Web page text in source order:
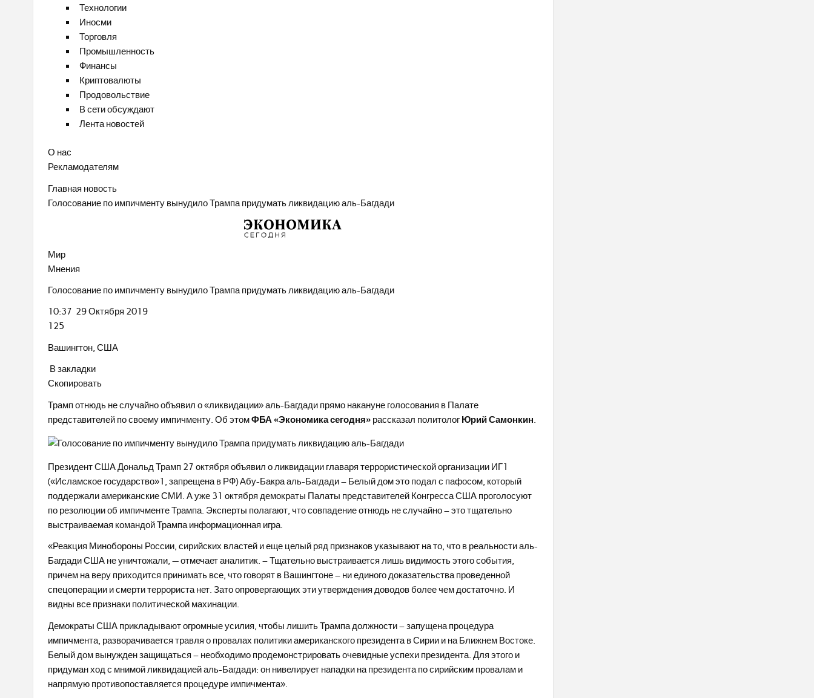
Технологии
Иносми
Торговля
Промышленность
Финансы
Криптовалюты
Продовольствие
В сети обсуждают
Лента новостей
О нас
Рекламодателям
Главная новость
Голосование по импичменту вынудило Трампа придумать ликвидацию аль-Багдади
Мир
Мнения
Голосование по импичменту вынудило Трампа придумать ликвидацию аль-Багдади
10:37 29 Октября 2019
125
Вашингтон, США
В закладки
Скопировать
Трамп отнюдь не случайно объявил о «ликвидации» аль-Багдади прямо накануне голосования в Палате
представителей по своему импичменту. Об этомФБА «Экономика сегодня» рассказал политолог Юрий Самонкин
Президент США Дональд Трамп 27 октября объявил о ликвидации главаря террористической организации ИГ1
(«Исламское государство»1, запрещена в РФ) Абу-Бакра аль-Багдади – Белый дом это подал с пафосом, который
поддержали американские СМИ. А уже 31 октября демократы Палаты представителей Конгресса США проголосуют
по резолюции об импичменте Трампа. Эксперты полагают, что совпадение отнюдь не случайно – это тщательно
выстраиваемая командой Трампа информационная игра.
«Реакция Минобороны России, сирийских властей и еще целый ряд признаков указывают на то, что в реальности аль-
Багдади США не уничтожали, — отмечает аналитик. – Тщательно выстраивается лишь видимость этого события,
причем на веру приходится принимать все, что говорят в Вашингтоне – ни единого доказательства проведенной
спецоперации и смерти террориста нет. Зато опровергающих эти утверждения доводов более чем достаточно. И
видны все признаки политической махинации.
Демократы США прикладывают огромные усилия, чтобы лишить Трампа должности – запущена процедура
импичмента, разворачивается травля о провалах политики американского президента в Сирии и на Ближнем Востоке.
Белый дом вынужден защищаться – необходимо продемонстрировать очевидные успехи президента. Для этого и
придуман ход с мнимой ликвидацией аль-Багдади: он нивелирует нападки на президента по сирийским провалам и
напрямую противопоставляется процедуре импичмента».